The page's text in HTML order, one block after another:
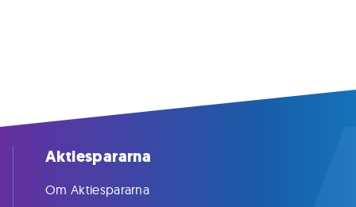
Aktiespararna
Om Aktiespararna